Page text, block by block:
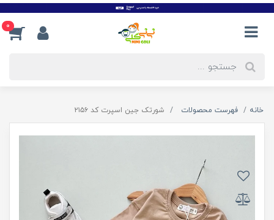
0
خانه فهرست محصولات شورتک جین اسپرت کد ۲۱۵۶